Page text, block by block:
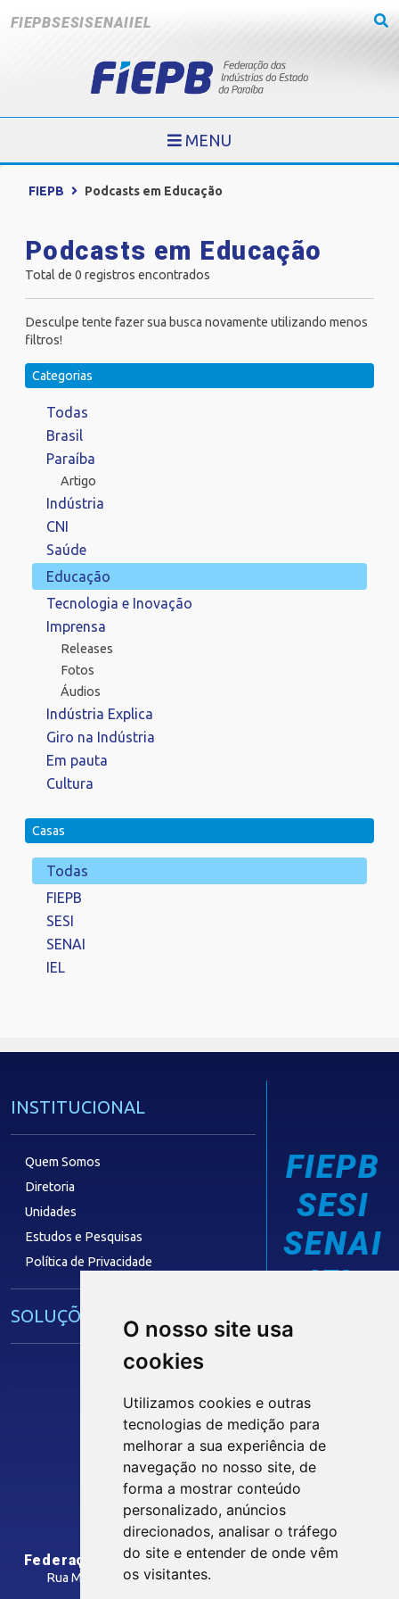
O nosso site usa
cookies
Utilizamos cookies e outras
tecnologias de medição para
melhorar a sua experiência de
navegação no nosso site, de
forma a mostrar conteúdo
personalizado, anúncios
direcionados, analisar o tráfego
do site e entender de onde vêm
os visitantes.
FIEPBSESISENAIIEL
MENU
FIEPB Podcasts em Educação
Podcasts em Educação
Total de 0 registros encontrados
Desculpe tente fazer sua busca novamente utilizando menos
filtros!
Categorias
Todas
Brasil
Paraíba
Artigo
Indústria
CNI
Saúde
Educação
Tecnologia e Inovação
Imprensa
Releases
Fotos
Áudios
Indústria Explica
Giro na Indústria
Em pauta
Cultura
Casas
Todas
FIEPB
SESI
SENAI
IEL
INSTITUCIONAL
Quem Somos
Diretoria
Unidades
Estudos e Pesquisas
Política de Privacidade
SOLUÇÕES E SERVIÇOS
Núcleo de Acesso ao Crédito
Centro Internacional de Negócios -
CONTRIBUIÇÃO SINDICAL
SINDICATOS FILIADOS
FIEPB
SESI
SENAI
IEL
Siga nossas Redes Sociais
INTRANET
Federação das Indústrias do Estado da Paraíba
Rua Manoel Gonçalves Guimarães, 195 - José Pinheiro